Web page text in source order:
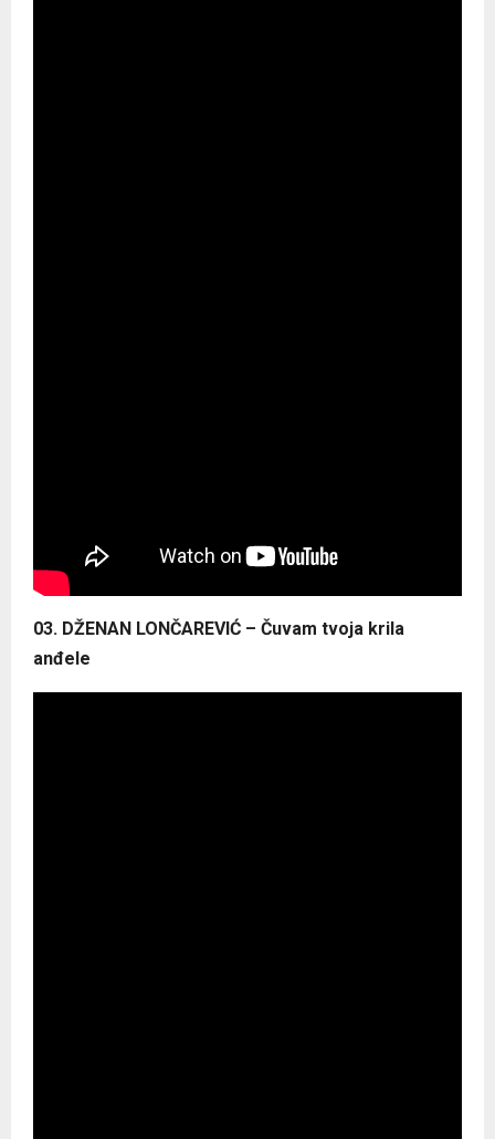
03. DŽENAN LONČAREVIĆ – Čuvam tvoja krila
anđele